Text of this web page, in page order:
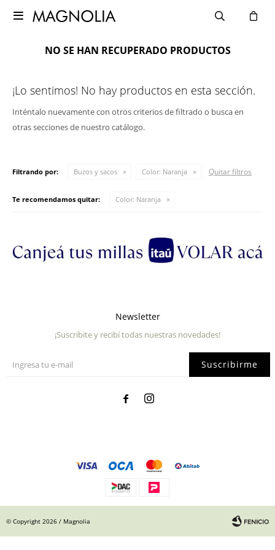

NO SE HAN RECUPERADO PRODUCTOS
¡Lo sentimos! No hay productos en esta sección.
Inténtalo nuevamente con otros criterios de filtrado o busca en
otras secciones de nuestro catálogo.
Filtrando por: Buzos y sacos Color: Naranja Quitar filtros
Te recomendamos quitar: Color: Naranja
Newsletter
¡Suscribite y recibí todas nuestras novedades!
Suscribirme
 
© Copyright 2026 / Magnolia